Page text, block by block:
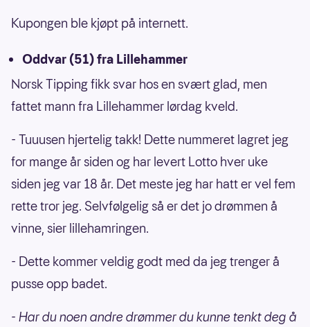
Kupongen ble kjøpt på internett.
Oddvar (51) fra Lillehammer
Norsk Tipping fikk svar hos en svært glad, men
fattet mann fra Lillehammer lørdag kveld.
- Tuuusen hjertelig takk! Dette nummeret lagret jeg
for mange år siden og har levert Lotto hver uke
siden jeg var 18 år. Det meste jeg har hatt er vel fem
rette tror jeg. Selvfølgelig så er det jo drømmen å
vinne, sier lillehamringen.
- Dette kommer veldig godt med da jeg trenger å
pusse opp badet.
- Har du noen andre drømmer du kunne tenkt deg å